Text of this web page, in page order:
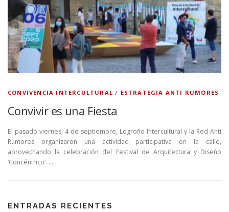
CONVIVENCIA INTERCULTURAL / ESTRATEGIA ANTI RUMORES
Convivir es una Fiesta
El pasado viernes, 4 de septiembre, Logroño Intercultural y la Red Anti
Rumores organizaron una actividad participativa en la calle,
aprovechando la celebración del Festival de Arquitectura y Diseño
‘Concéntrico’. …
ENTRADAS RECIENTES